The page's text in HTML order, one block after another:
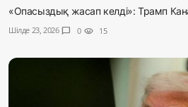
«Опасыздық жасап келді»: Трамп
Шілде 23, 2026 chat_bubble 0 visibility 15